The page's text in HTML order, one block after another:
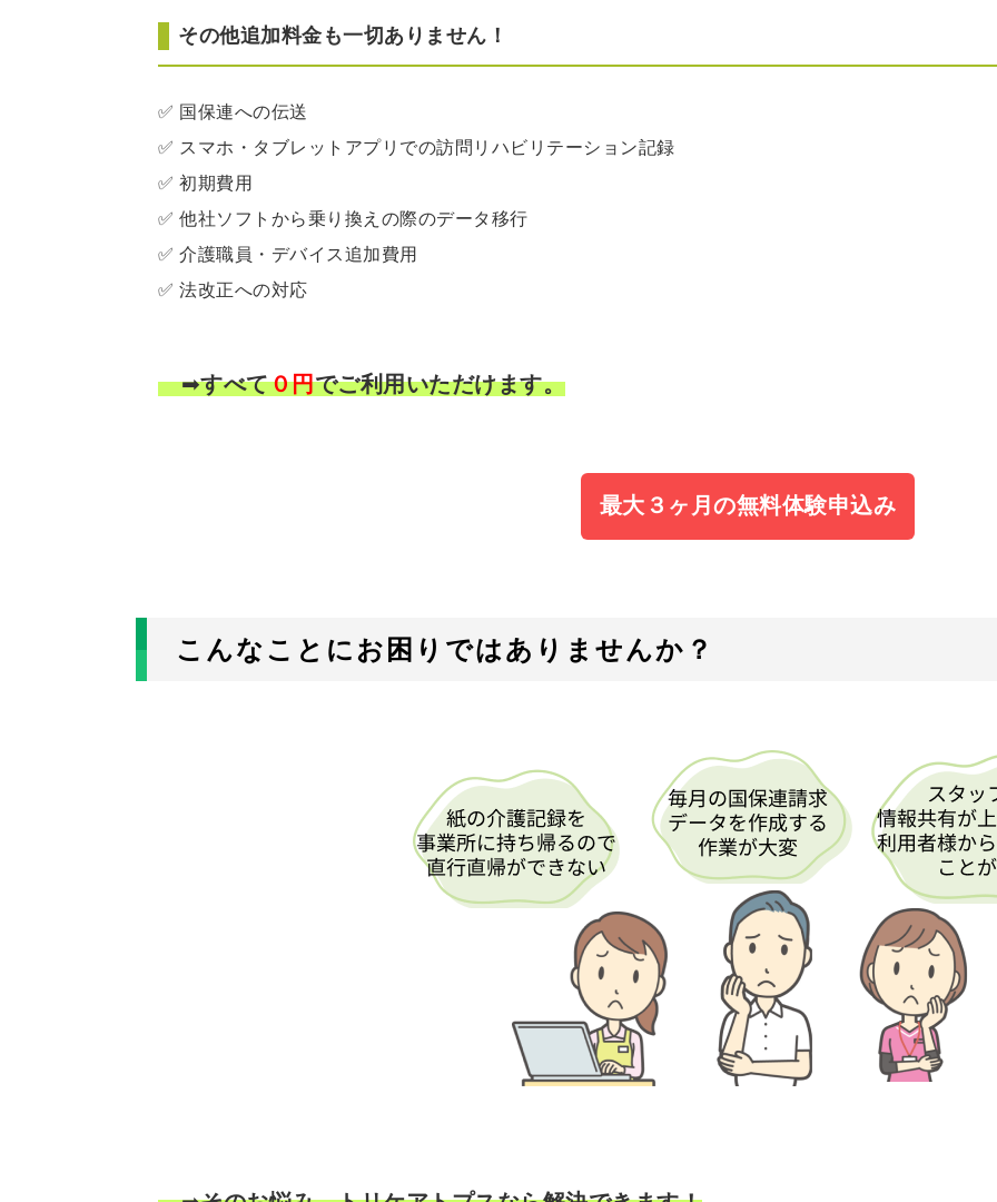
その他追加料金も一切ありません！
✅ 国保連への伝送
✅ スマホ・タブレットアプリでの訪問リハビリテーション記録
✅ 初期費用
✅ 他社ソフトから乗り換えの際のデータ移行
✅ 介護職員・デバイス追加費用
✅ 法改正への対応
➡すべて０円でご利用いただけます。
最大３ヶ月の無料体験申込み
こんなことにお困りではありませんか？